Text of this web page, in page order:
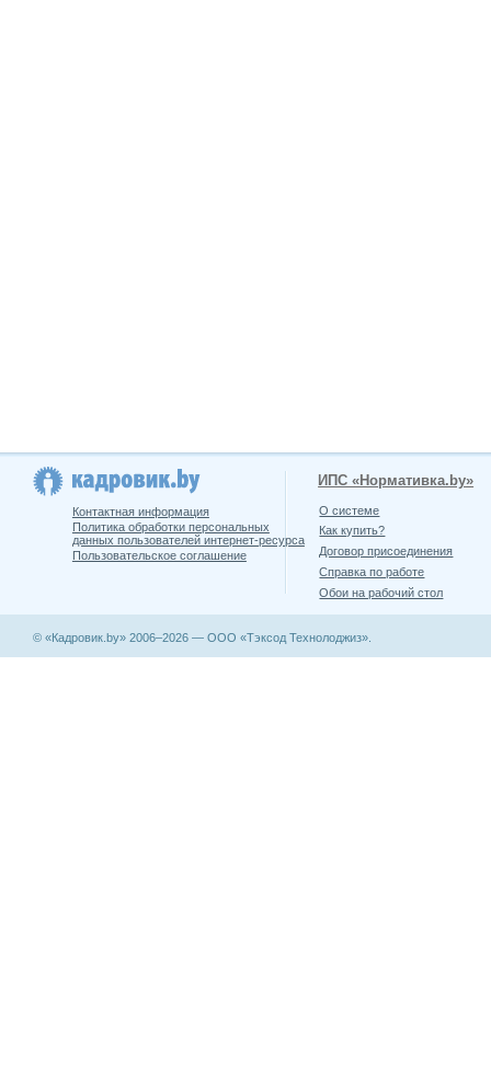
Контактная информация
Политика обработки персональных
данных пользователей интернет-ресурса
Пользовательское соглашение
ИПС «Нормативка.by»
О системе
Как купить?
Договор присоединения
Справка по работе
Обои на рабочий стол
© «Кадровик.by» 2006–2026 — ООО «Тэксод Технолоджиз».